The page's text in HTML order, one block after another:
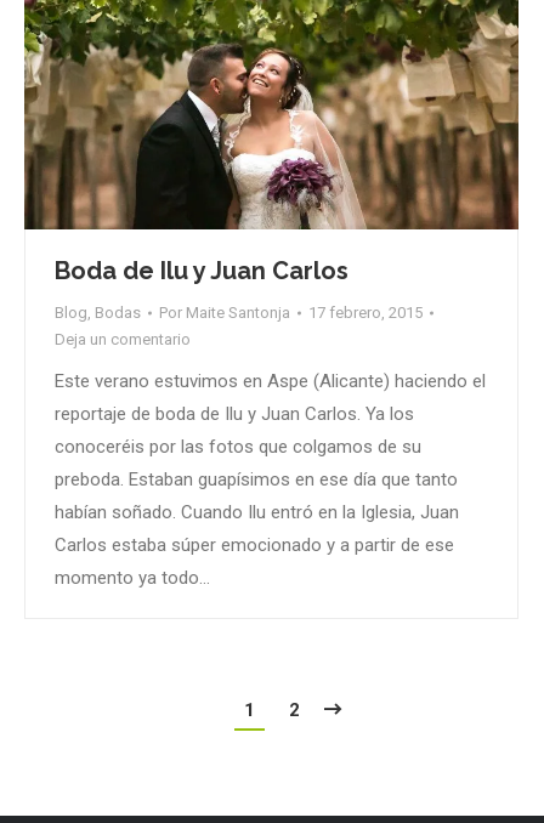
Boda de Ilu y Juan Carlos
Blog, Bodas Por Maite Santonja
17 febrero, 2015
Deja un comentario
Este verano estuvimos en Aspe (Alicante) haciendo el
reportaje de boda de Ilu y Juan Carlos. Ya los
conoceréis por las fotos que colgamos de su
preboda. Estaban guapísimos en ese día que tanto
habían soñado. Cuando Ilu entró en la Iglesia, Juan
Carlos estaba súper emocionado y a partir de ese
momento ya todo…
1 2